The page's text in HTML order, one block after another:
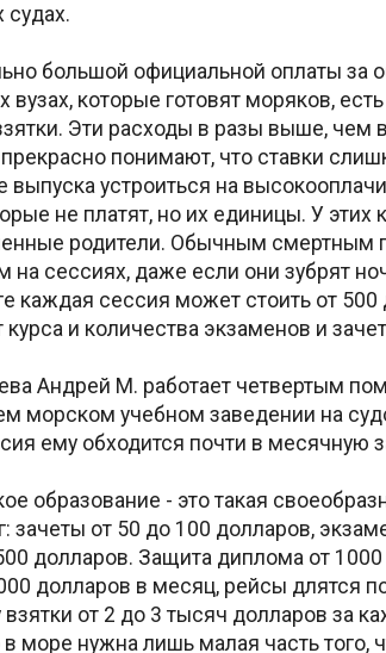
судах.
большой официальной оплаты за
вузах, которые готовят моряков,
Эти расходы в разы выше, чем
понимают, что ставки
выпуска устроиться на
не платят, но их единицы. У этих
родители. Обычным смертным
на сессиях, даже если они зубрят
каждая сессия может стоить от
и количества экзаменов и
Андрей М. работает четвертым
морском учебном заведении на
ему обходится почти в месячную
образование - это такая
зачеты от 50 до 100 долларов,
долларов. Защита диплома от
долларов в месяц, рейсы длятся
взятки от 2 до 3 тысяч долларов за
море нужна лишь малая часть того,